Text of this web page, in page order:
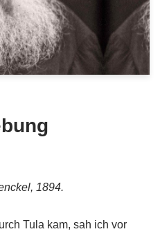
1894.
Tula kam, sah ich vor